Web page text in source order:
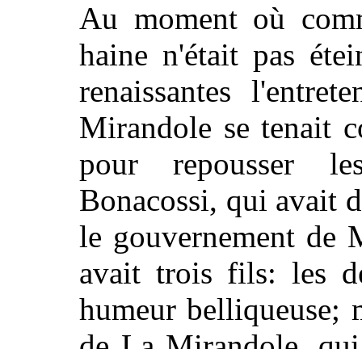
Au moment où
haine n'était pas
renaissantes
Mirandole se tenait
pour repousser
Bonacossi, qui avait
le gouvernement de
avait trois fils: les
humeur belliqueuse;